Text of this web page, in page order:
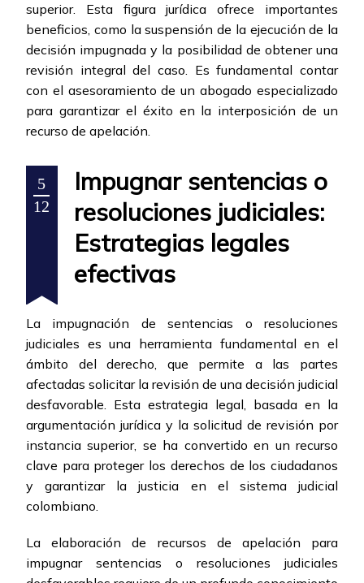
superior. Esta figura jurídica ofrece importantes
beneficios, como la suspensión de la ejecución de la
decisión impugnada y la posibilidad de obtener una
revisión integral del caso. Es fundamental contar
con el asesoramiento de un abogado especializado
para garantizar el éxito en la interposición de un
recurso de apelación.
5
12
Impugnar sentencias o
resoluciones judiciales:
Estrategias legales
efectivas
La impugnación de sentencias o resoluciones
judiciales es una herramienta fundamental en el
ámbito del derecho, que permite a las partes
afectadas solicitar la revisión de una decisión judicial
desfavorable. Esta estrategia legal, basada en la
argumentación jurídica y la solicitud de revisión por
instancia superior, se ha convertido en un recurso
clave para proteger los derechos de los ciudadanos
y garantizar la justicia en el sistema judicial
colombiano.
La elaboración de recursos de apelación para
impugnar sentencias o resoluciones judiciales